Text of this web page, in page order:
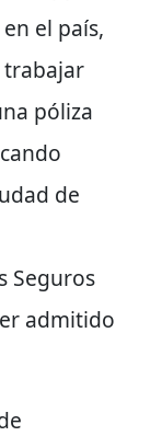
el país,
trabajar
póliza
de
Seguros
admitido